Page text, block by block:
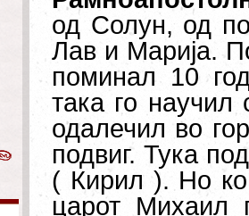
од Солун, од
Лав и Марија.
поминал 10
така го научил
одалечил во
подвиг. Тука
( Кирил ). Но
царот Михаил